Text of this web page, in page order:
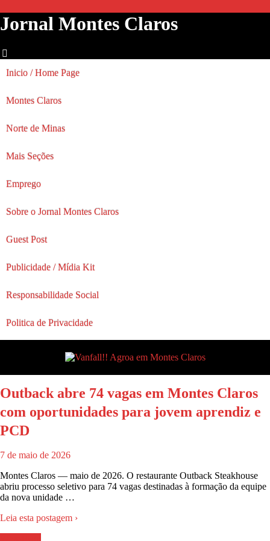
Jornal Montes Claros
Inicio / Home Page
Montes Claros
Norte de Minas
Mais Seções
Emprego
Sobre o Jornal Montes Claros
Guest Post
Publicidade / Mídia Kit
Responsabilidade Social
Politica de Privacidade
Outback abre 74 vagas em Montes Claros
com oportunidades para jovem aprendiz e
PCD
7 de maio de 2026
Montes Claros — maio de 2026. O restaurante Outback Steakhouse
abriu processo seletivo para 74 vagas destinadas à formação da equipe
da nova unidade …
Leia esta postagem ›